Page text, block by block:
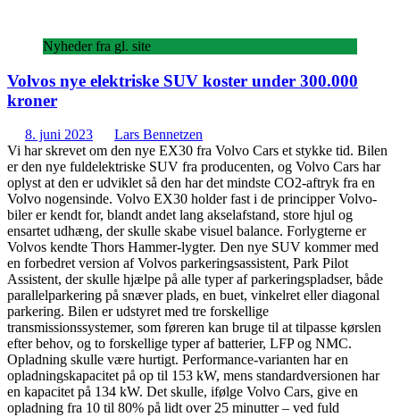
Nyheder fra gl. site
Volvos nye elektriske SUV koster under 300.000
kroner
8. juni 2023
Lars Bennetzen
Vi har skrevet om den nye EX30 fra Volvo Cars et stykke tid. Bilen
er den nye fuldelektriske SUV fra producenten, og Volvo Cars har
oplyst at den er udviklet så den har det mindste CO2-aftryk fra en
Volvo nogensinde. Volvo EX30 holder fast i de principper Volvo-
biler er kendt for, blandt andet lang akselafstand, store hjul og
ensartet udhæng, der skulle skabe visuel balance. Forlygterne er
Volvos kendte Thors Hammer-lygter. Den nye SUV kommer med
en forbedret version af Volvos parkeringsassistent, Park Pilot
Assistent, der skulle hjælpe på alle typer af parkeringspladser, både
parallelparkering på snæver plads, en buet, vinkelret eller diagonal
parkering. Bilen er udstyret med tre forskellige
transmissionssystemer, som føreren kan bruge til at tilpasse kørslen
efter behov, og to forskellige typer af batterier, LFP og NMC.
Opladning skulle være hurtigt. Performance-varianten har en
opladningskapacitet på op til 153 kW, mens standardversionen har
en kapacitet på 134 kW. Det skulle, ifølge Volvo Cars, give en
opladning fra 10 til 80% på lidt over 25 minutter – ved fuld